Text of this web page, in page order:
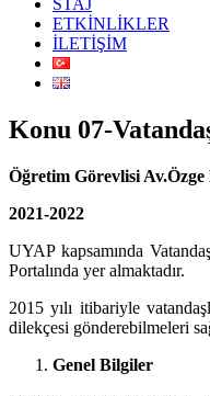
STAJ
ETKİNLİKLER
İLETİŞİM
Konu 07-
Öğretim Görevlisi
2021-2022
UYAP kapsamında
Portalında yer almaktadır.
2015 yılı itibariyle
dilekçesi gönderebilmeleri
Genel Bilgiler